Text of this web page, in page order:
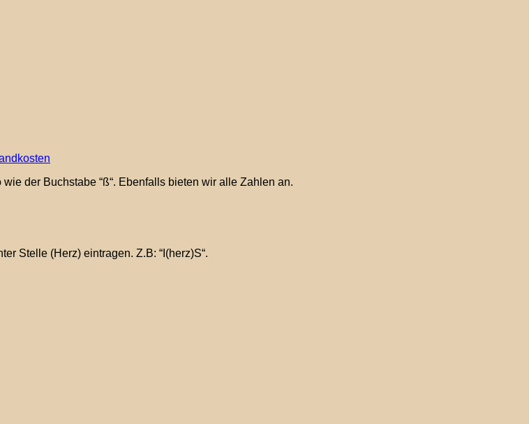
der Buchstabe “ß“. Ebenfalls bieten wir alle Zahlen an.
Stelle (Herz) eintragen. Z.B: “I(herz)S“.